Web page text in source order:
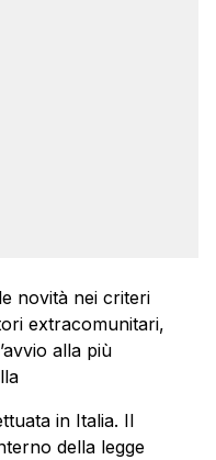
novità nei criteri
extracomunitari,
alla più
in Italia. Il
della legge